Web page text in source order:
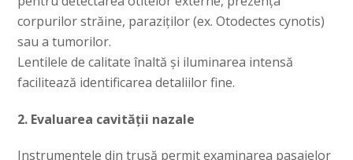
corpurilor străine, paraziților (ex. Otodectes cynotis)
sau a tumorilor.
Lentilele de calitate înaltă și iluminarea intensă
facilitează identificarea detaliilor fine.
2. Evaluarea cavității nazale
Instrumentele din trusă permit examinarea pasajelor